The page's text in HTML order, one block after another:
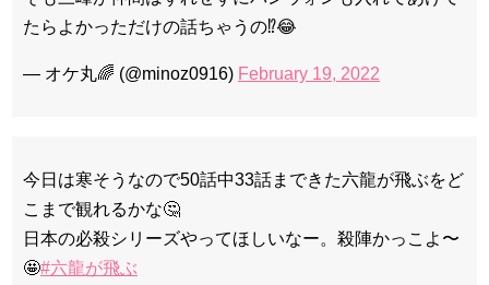
たらよかっただけの話ちゃうの⁉️😂
— オケ丸🌈 (@minoz0916) February 19, 2022
今日は寒そうなので50話中33話まできた六龍が飛ぶをど
こまで観れるかな🤔
日本の必殺シリーズやってほしいなー。殺陣かっこよ〜
🤩#六龍が飛ぶ